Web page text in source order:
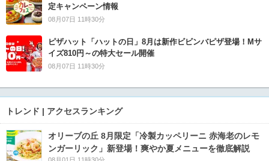
定キャンペーン情報
08月07日 11時30分
ピザハット「ハットの日」8月は新作ビビンバピザ登場！Mサ
イズ810円～の特大セール開催
08月07日 11時30分
トレンド | アクセスランキング
オリーブの丘 8月限定「冷製カッペリーニ 赤海老のレモ
ンガーリック」新登場！爽やか夏メニューを徹底解説